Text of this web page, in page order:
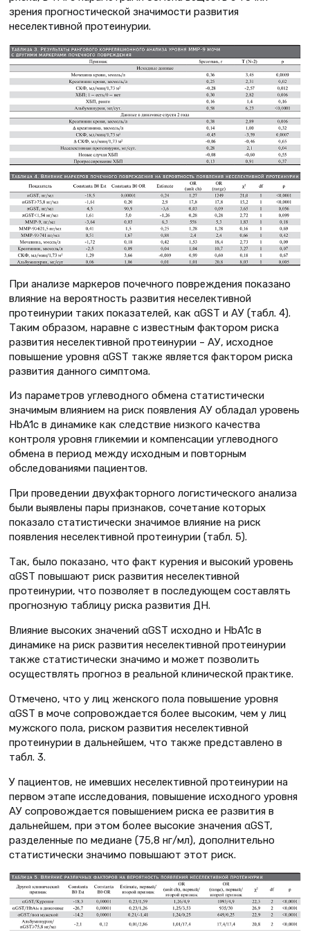
зрения прогностической значимости развития
неселективной протеинурии.
При анализе маркеров почечного повреждения показано
влияние на вероятность развития неселективной
протеинурии таких показателей, как αGST и АУ (табл. 4).
Таким образом, наравне с известным фактором риска
развития неселективной протеинурии – АУ, исходное
повышение уровня αGST также является фактором риска
развития данного симптома.
Из параметров углеводного обмена статистически
значимым влиянием на риск появления АУ обладал уровень
HbA1c в динамике как следствие низкого качества
контроля уровня гликемии и компенсации углеводного
обмена в период между исходным и повторным
обследованиями пациентов.
При проведении двухфакторного логистического анализа
были выявлены пары признаков, сочетание которых
показало статистически значимое влияние на риск
появления неселективной протеинурии (табл. 5).
Так, было показано, что факт курения и высокий уровень
αGST повышают риск развития неселективной
протеинурии, что позволяет в последующем составлять
прогнозную таблицу риска развития ДН.
Влияние высоких значений αGST исходно и HbA1c в
динамике на риск развития неселективной протеинурии
также статистически значимо и может позволить
осуществлять прогноз в реальной клинической практике.
Отмечено, что у лиц женского пола повышение уровня
αGST в моче сопровождается более высоким, чем у лиц
мужского пола, риском развития неселективной
протеинурии в дальнейшем, что также представлено в
табл. 3.
У пациентов, не имевших неселективной протеинурии на
первом этапе исследования, повышение исходного уровня
АУ сопровождается повышением риска ее развития в
дальнейшем, при этом более высокие значения αGST,
разделенные по медиане (75,8 нг/мл), дополнительно
статистически значимо повышают этот риск.